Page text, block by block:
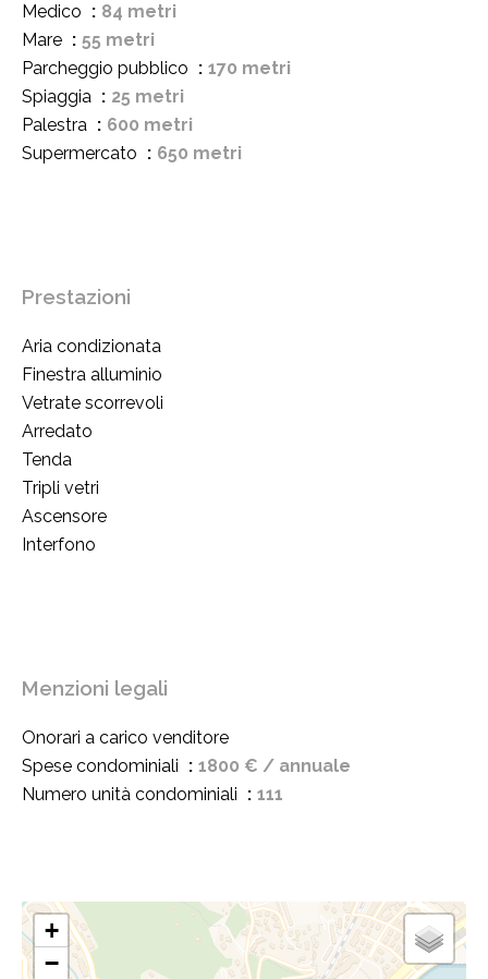
Medico
84 metri
Mare
55 metri
Parcheggio pubblico
170 metri
Spiaggia
25 metri
Palestra
600 metri
Supermercato
650 metri
Prestazioni
Aria condizionata
Finestra alluminio
Vetrate scorrevoli
Arredato
Tenda
Tripli vetri
Ascensore
Interfono
Menzioni legali
Onorari a carico venditore
Spese condominiali
1800 € / annuale
Numero unità condominiali
111
+
−